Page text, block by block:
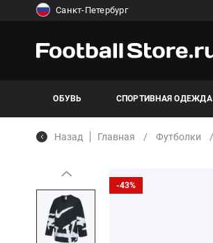
Санкт-Петербург
ОБУВЬ СПОРТИВНАЯ ОДЕЖДА
Назад Главная Футболки
-43%